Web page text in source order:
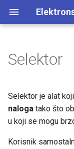
i
j
a
Registracija
Podnošenje
Prijava na sistem
Zahtevi za račune
Detalji računa
Šeme izvoda
Generisanje izvoda
Kopiranje
Tagovanje
Brisanje
Izvoz
Aplikativne uloge
Korisnici
Korisničke grupe
Organizacija
Često postavljana
Poznati problemi
Poruke sistema
Selektor
Selektor je alat koji
naloga tako što
u koji se mogu
Korisnik